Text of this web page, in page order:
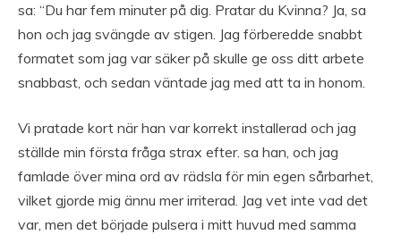
sa: “Du har fem minuter på dig. Pratar du Kvinna? Ja, sa
hon och jag svängde av stigen. Jag förberedde snabbt
formatet som jag var säker på skulle ge oss ditt arbete
snabbast, och sedan väntade jag med att ta in honom.
Vi pratade kort när han var korrekt installerad och jag
ställde min första fråga strax efter. sa han, och jag
famlade över mina ord av rädsla för min egen sårbarhet,
vilket gjorde mig ännu mer irriterad. Jag vet inte vad det
var, men det började pulsera i mitt huvud med samma